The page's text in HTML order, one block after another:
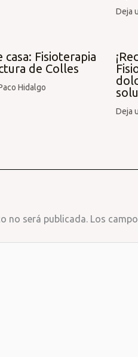
Deja
casa: Fisioterapia
de Colles
Hidalgo
Deja
no será publicada. Los